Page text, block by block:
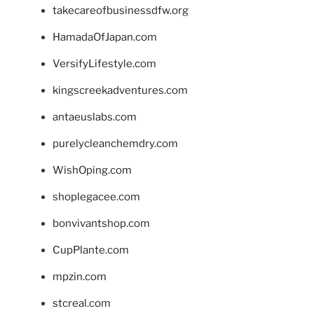
takecareofbusinessdfw.org
HamadaOfJapan.com
VersifyLifestyle.com
kingscreekadventures.com
antaeuslabs.com
purelycleanchemdry.com
WishOping.com
shoplegacee.com
bonvivantshop.com
CupPlante.com
mpzin.com
stcreal.com